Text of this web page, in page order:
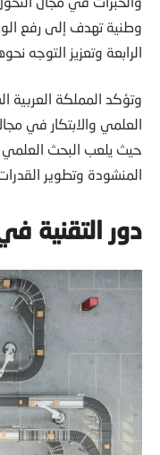
وطنية تهدف إلى رفع
الرابعة وتعزيز التوجه
وتؤكد المملكة العربية
العلمي والابتكار في
حيث يلعب البحث
المنشودة وتطوير
دور التقنية